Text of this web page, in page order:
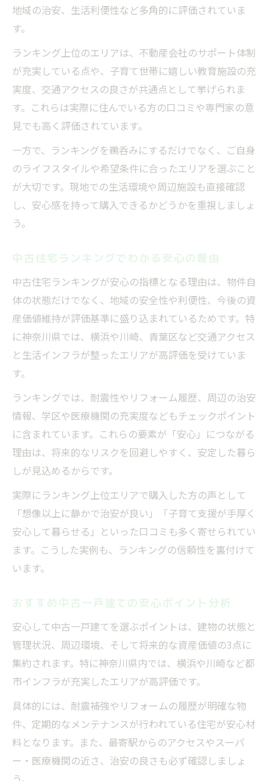
地域の治安、生活利便性など多角的に評価されていま
す。
ランキング上位のエリアは、不動産会社のサポート体制
が充実している点や、子育て世帯に嬉しい教育施設の充
実度、交通アクセスの良さが共通点として挙げられま
す。これらは実際に住んでいる方の口コミや専門家の意
見でも高く評価されています。
一方で、ランキングを鵜呑みにするだけでなく、ご自身
のライフスタイルや希望条件に合ったエリアを選ぶこと
が大切です。現地での生活環境や周辺施設も直接確認
し、安心感を持って購入できるかどうかを重視しましょ
う。
中古住宅ランキングでわかる安心の理由
中古住宅ランキングが安心の指標となる理由は、物件自
体の状態だけでなく、地域の安全性や利便性、今後の資
産価値維持が評価基準に盛り込まれているためです。特
に神奈川県では、横浜や川崎、青葉区など交通アクセス
と生活インフラが整ったエリアが高評価を受けていま
す。
ランキングでは、耐震性やリフォーム履歴、周辺の治安
情報、学区や医療機関の充実度などもチェックポイント
に含まれています。これらの要素が「安心」につながる
理由は、将来的なリスクを回避しやすく、安定した暮ら
しが見込めるからです。
実際にランキング上位エリアで購入した方の声として
「想像以上に静かで治安が良い」「子育て支援が手厚く
安心して暮らせる」といった口コミも多く寄せられてい
ます。こうした実例も、ランキングの信頼性を裏付けて
います。
おすすめ中古一戸建ての安心ポイント分析
安心して中古一戸建てを選ぶポイントは、建物の状態と
管理状況、周辺環境、そして将来的な資産価値の3点に
集約されます。特に神奈川県内では、横浜や川崎など都
市インフラが充実したエリアが高評価です。
具体的には、耐震補強やリフォームの履歴が明確な物
件、定期的なメンテナンスが行われている住宅が安心材
料となります。また、最寄駅からのアクセスやスーパ
ー・医療機関の近さ、治安の良さも必ず確認しましょ